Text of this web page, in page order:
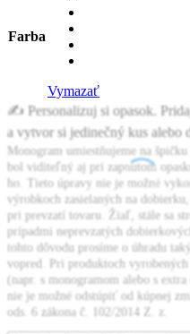
Farba
Vymazať
✍️ Personalizuj si opasok.
a vytvor si jedinečný kus alebo
Monogram umiestňujeme na
bol viditeľný aj pri zapnutom
ho. Tieto úpravy nie je možné
výrobkoch zasielaných na
pri prevzatí tovaru. Žiaľ, stále sa
prípadmi neprevzatých
tohto dôvodu prosíme o úhradu
vopred. Pri produktoch vyrobených
(napr. s monogramom alebo s
nie je možné odstúpiť od kúpnej
ods. 6 zákona č. 102/2014 Z. z.